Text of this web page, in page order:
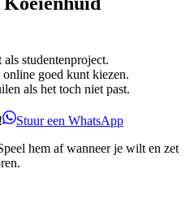
studentenproject.
goed kunt kiezen.
als het toch niet past.
Stuur een WhatsApp
hem af wanneer je wilt en zet